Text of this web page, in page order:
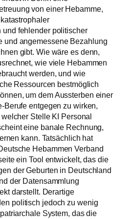
von einer Hebamme,
fehlender politischer
und angemessene Bezahlung
gibt. Wie wäre es denn,
wie viele Hebammen
werden, und wie
Ressourcen bestmöglich
um dem Aussterben einer
Berufe entgegen zu wirken,
Stelle KI Personal
eine banale Rechnung,
kann. Tatsächlich hat
Hebammen Verband
ein Tool entwickelt, das die
der Geburten in Deutschland
der Datensammlung
darstellt. Derartige
politisch jedoch zu wenig
System, das die